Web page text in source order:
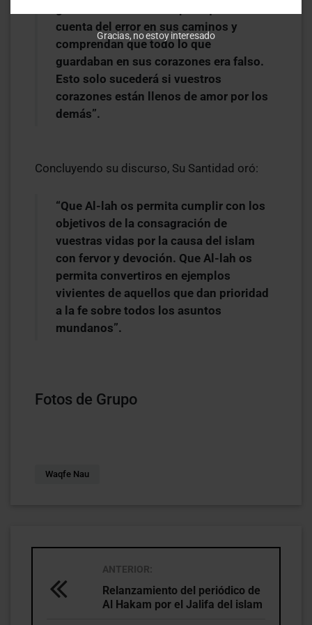
cuenta del error en sus caminos y
comprendan que todo lo que
guardaban en sus corazones era falso.
Esto solo sucederá si vuestros
corazones están llenos de amor por los
demás”.
Concluyendo su discurso, Su Santidad oró:
“Que Al-lah os permita cumplir con los
objetivos de la consagración de
vuestras vidas por la causa del islam
con fervor y devoción. Que Al-lah os
permita convertiros en ejemplos
vivientes de aquellos que dan prioridad
a la fe sobre todos los asuntos
mundanos”.
Fotos de Grupo
Waqfe Nau
ANTERIOR:
Relanzamiento del periódico de
Al Hakam por el Jalifa del islam
Gracias, no estoy interesado